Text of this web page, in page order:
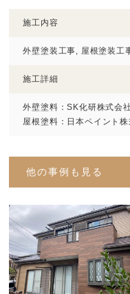
施工内容
外壁塗装工事, 屋根塗装工
施工詳細
外壁塗料：SK化研株式会
屋根塗料：日本ペイント
他の事例も見る